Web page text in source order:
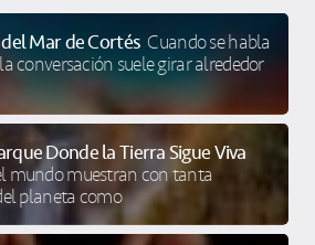
Mar de Cortés Cuando se habla
conversación suele girar alrededor
Donde la Tierra Sigue Viva
mundo muestran con tanta
planeta como